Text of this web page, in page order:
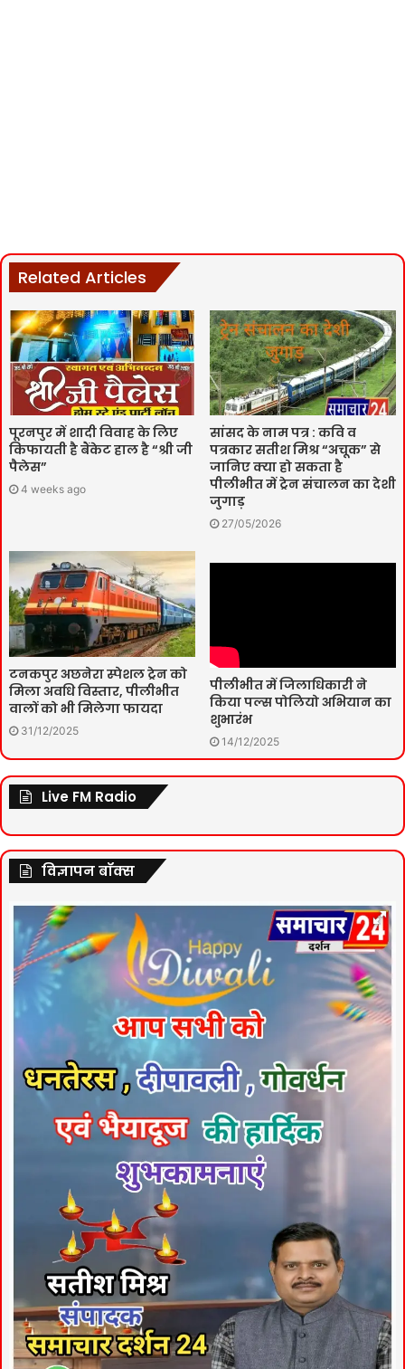
Related Articles
पूरनपुर में शादी विवाह के लिए
किफायती है बैंकेट हाल है “श्री जी
पैलेस”
4 weeks ago
सांसद के नाम पत्र : कवि व
पत्रकार सतीश मिश्र “अचूक” से
जानिए क्या हो सकता है
पीलीभीत में ट्रेन संचालन का देशी
जुगाड़
27/05/2026
टनकपुर अछनेरा स्पेशल ट्रेन को
मिला अवधि विस्तार, पीलीभीत
वालों को भी मिलेगा फायदा
31/12/2025
पीलीभीत में जिलाधिकारी ने
किया पल्स पोलियो अभियान का
शुभारंभ
14/12/2025
Live FM Radio
विज्ञापन बॉक्स